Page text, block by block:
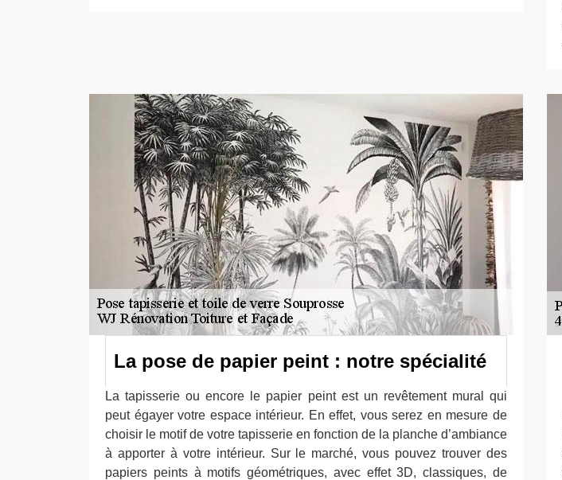
La pose de papier peint : notre spécialité
La tapisserie ou encore le papier peint est un revêtement mural qui
peut égayer votre espace intérieur. En effet, vous serez en mesure de
choisir le motif de votre tapisserie en fonction de la planche d’ambiance
à apporter à votre intérieur. Sur le marché, vous pouvez trouver des
papiers peints à motifs géométriques, avec effet 3D, classiques, de